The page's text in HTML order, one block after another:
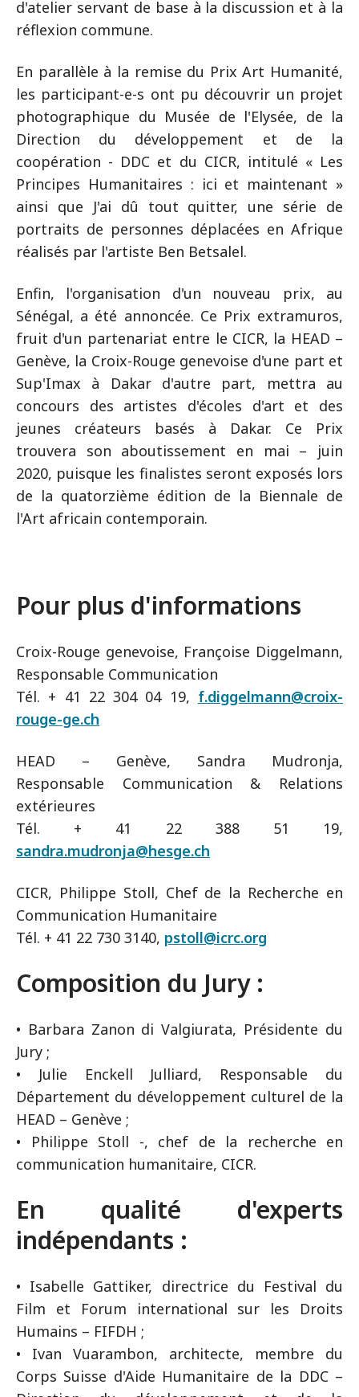
d'atelier servant de base à la discussion et à la
réflexion commune.
En parallèle à la remise du Prix Art Humanité,
les participant-e-s ont pu découvrir un projet
photographique du Musée de l'Elysée, de la
Direction du développement et de la
coopération - DDC et du CICR, intitulé « Les
Principes Humanitaires : ici et maintenant »
ainsi que J'ai dû tout quitter, une série de
portraits de personnes déplacées en Afrique
réalisés par l'artiste Ben Betsalel.
Enfin, l'organisation d'un nouveau prix, au
Sénégal, a été annoncée. Ce Prix extramuros,
fruit d'un partenariat entre le CICR, la HEAD –
Genève, la Croix-Rouge genevoise d'une part et
Sup'Imax à Dakar d'autre part, mettra au
concours des artistes d'écoles d'art et des
jeunes créateurs basés à Dakar. Ce Prix
trouvera son aboutissement en mai – juin
2020, puisque les finalistes seront exposés lors
de la quatorzième édition de la Biennale de
l'Art africain contemporain.
Pour plus d'informations
Croix-Rouge genevoise, Françoise Diggelmann,
Responsable Communication
Tél. + 41 22 304 04 19, f.diggelmann@croix-
rouge-ge.ch
HEAD – Genève, Sandra Mudronja,
Responsable Communication & Relations
extérieures
Tél. + 41 22 388 51 19,
sandra.mudronja@hesge.ch
CICR, Philippe Stoll, Chef de la Recherche en
Communication Humanitaire
Tél. + 41 22 730 3140, pstoll@icrc.org
Composition du Jury :
• Barbara Zanon di Valgiurata, Présidente du
Jury ;
• Julie Enckell Julliard, Responsable du
Département du développement culturel de la
HEAD – Genève ;
• Philippe Stoll -, chef de la recherche en
communication humanitaire, CICR.
En qualité d'experts
indépendants :
• Isabelle Gattiker, directrice du Festival du
Film et Forum international sur les Droits
Humains – FIFDH ;
• Ivan Vuarambon, architecte, membre du
Corps Suisse d'Aide Humanitaire de la DDC –